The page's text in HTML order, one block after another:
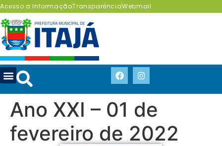
Acesso a InformaçãoTransparênciaWebmail
Ano XXI – 01 de
fevereiro de 2022